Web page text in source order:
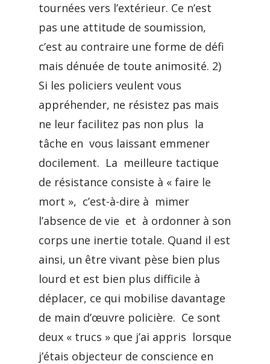
tournées vers l’extérieur. Ce n’est
pas une attitude de soumission,
c’est au contraire une forme de défi
mais dénuée de toute animosité. 2)
Si les policiers veulent vous
appréhender, ne résistez pas mais
ne leur facilitez pas non plus la
tâche en vous laissant emmener
docilement. La meilleure tactique
de résistance consiste à « faire le
mort », c’est-à-dire à mimer
l’absence de vie et à ordonner à son
corps une inertie totale. Quand il est
ainsi, un être vivant pèse bien plus
lourd et est bien plus difficile à
déplacer, ce qui mobilise davantage
de main d’œuvre policière. Ce sont
deux « trucs » que j’ai appris lorsque
j’étais objecteur de conscience en